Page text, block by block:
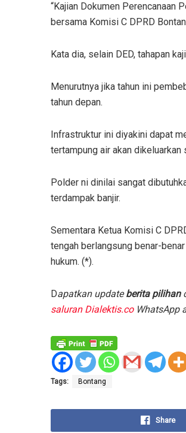
“Kajian Dokumen Perencanaan
bersama Komisi C DPRD
Kata dia, selain DED, tahapan
Menurutnya jika tahun ini
tahun depan.
Infrastruktur ini diyakini dapat
tertampung air akan
Polder ni dinilai sangat
terdampak banjir.
Sementara Ketua Komisi C
tengah berlangsung benar-
hukum. (*).
Dapatkan updateberita pilihan
saluran Dialektis.co WhatsApp
Tags: Bontang
Share